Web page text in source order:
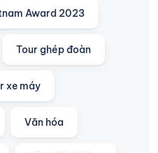
Award 2023
Tour ghép đoàn
xe máy
Văn hóa